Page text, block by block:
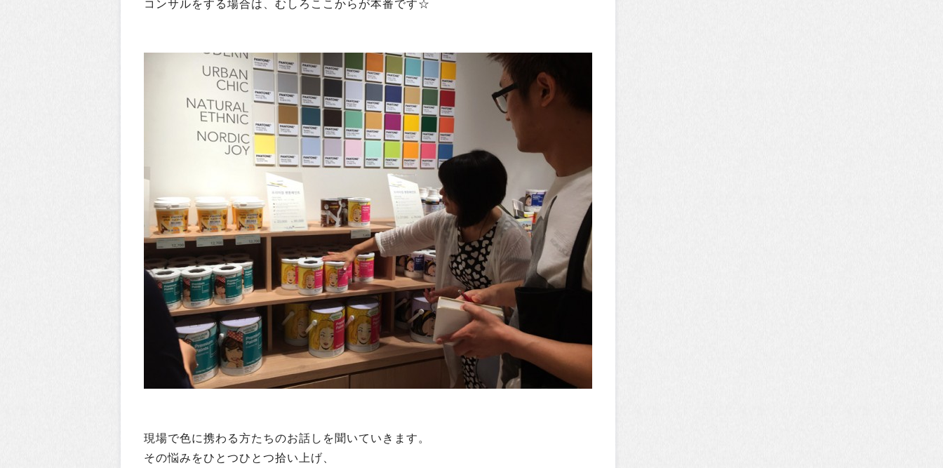
コンサルをする場合は、むしろここからが本番です☆
現場で色に携わる方たちのお話しを聞いていきます。
その悩みをひとつひとつ拾い上げ、